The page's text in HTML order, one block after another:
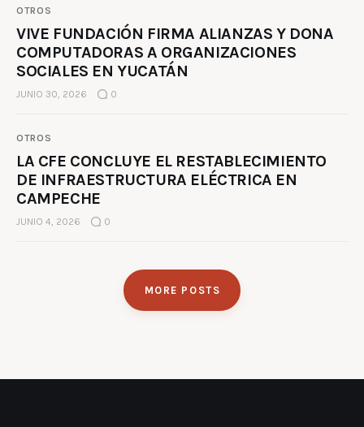
OTROS
VIVE FUNDACIÓN FIRMA ALIANZAS Y DONA
COMPUTADORAS A ORGANIZACIONES
SOCIALES EN YUCATÁN
JUNIO 30, 2026 0
OTROS
LA CFE CONCLUYE EL RESTABLECIMIENTO
DE INFRAESTRUCTURA ELÉCTRICA EN
CAMPECHE
JUNIO 4, 2026 0
MORE POSTS